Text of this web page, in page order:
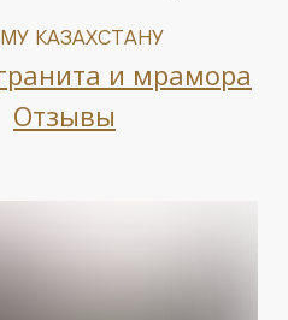
КАЗАХСТАНУ
и мрамора
Отзывы